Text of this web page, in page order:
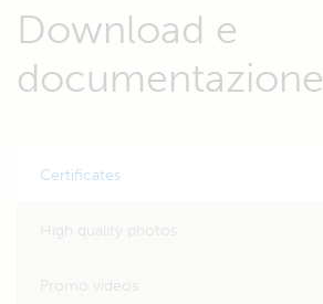
Download e
documentazione
Certificates